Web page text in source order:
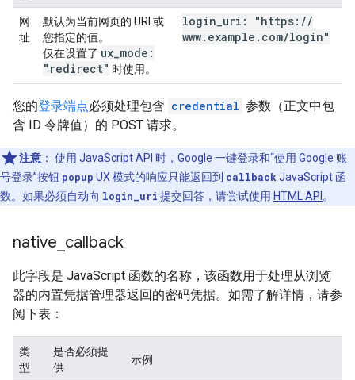
网
址
默认为当前网页的 URI 或
您指定的值。
仅在设置了 ux mode:
"redirect" 时使用。
login uri: "https: //
www. example . com/login"
您的登录端点必须处理包含 credential 参数（正文中包
含 ID 令牌值）的 POST 请求。
注意 ： 使用 JavaScript API 时，Google 一键登录和“使用 Google 账
号登录”按钮 popup UX 模式的响应只能返回到 callback JavaScript 函
数。如果必须自动向 login_uri 提交回答，请尝试使用 HTML API 。
native callback
此字段是 JavaScript 函数的名称，该函数用于处理从浏览
器的内置凭据管理器返回的密码凭据。如需了解详情，请参
阅下表：
类
型
是否必须提
供
示例